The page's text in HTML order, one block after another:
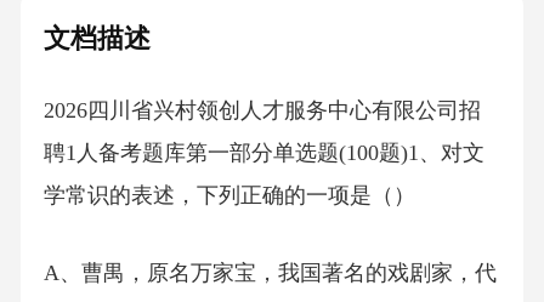
文档描述
2026四川省兴村领创人才服务中心有限公司招
聘1人备考题库第一部分单选题(100题)1、对文
学常识的表述，下列正确的一项是（）
A、曹禺，原名万家宝，我国著名的戏剧家，代